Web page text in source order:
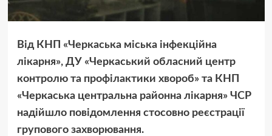
Від КНП «Черкаська міська інфекційна
лікарня», ДУ «Черкаський обласний центр
контролю та профілактики хвороб» та КНП
«Черкаська центральна районна лікарня» ЧСР
надійшло повідомлення стосовно реєстрації
групового захворювання.